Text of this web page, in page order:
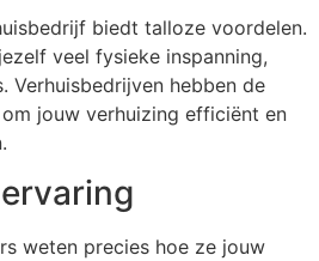
biedt talloze voordelen.
veel fysieke inspanning,
Verhuisbedrijven hebben de
jouw verhuizing efficiënt en
weten precies hoe ze jouw